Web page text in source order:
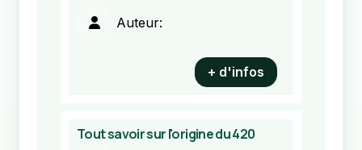
Auteur:
+ d'infos
Tout savoir sur l'origine du 420